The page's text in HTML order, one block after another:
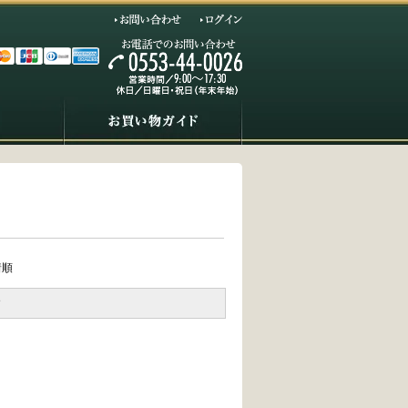
お問い合わせ